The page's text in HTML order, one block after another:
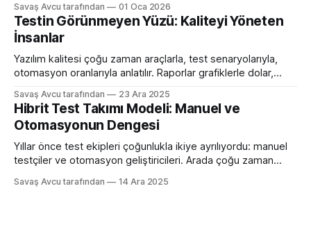
sessiz ama daha belirleyici bir alanda gerçekleşir. Gerçek
gelişim; insanların düşünme biçiminde, sorumluluk alma
şeklinde ve belirsizlikle başa çıkma reflekslerinde ortaya
çıkar. Test liderliği
Savaş Avcu tarafından 01 Oca 2026
Testin Görünmeyen Yüzü: Kaliteyi Yöneten
İnsanlar
Yazılım kalitesi çoğu zaman araçlarla, test senaryolarıyla,
otomasyon oranlarıyla anlatılır. Raporlar grafiklerle dolar,
Kaliteyi asıl belirleyen şey kullanılan araçlar değil, o araçları
kullanan insanların tutumu ve davranışlarıdır. Aynı teknolojiye,
aynı test setlerine, aynı otomasyon altyapısına sahip iki
takım arasında dramatik kalite
Savaş Avcu tarafından 23 Ara 2025
Hibrit Test Takımı Modeli: Manuel ve
Otomasyonun Dengesi
Yıllar önce test ekipleri çoğunlukla ikiye ayrılıyordu: manuel
testçiler ve otomasyon geliştiricileri. Arada çoğu zaman
modeli terk etti. Çünkü tek yönlü uzmanlık hem ilerlemeyi
Savaş Avcu tarafından 14 Ara 2025